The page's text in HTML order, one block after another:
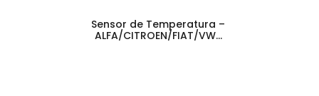
Sensor de Temperatura –
ALFA/CITROEN/FIAT/VW…